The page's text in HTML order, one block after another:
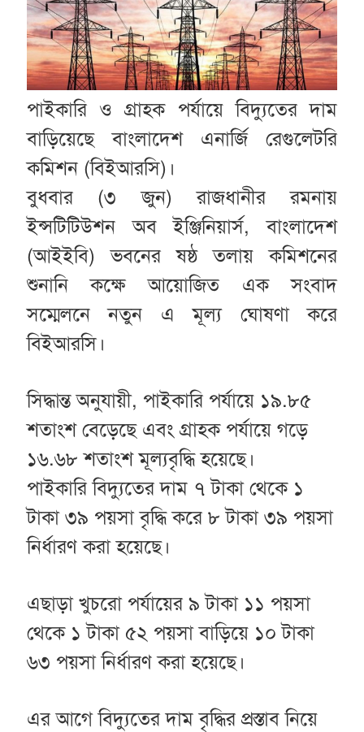
পাইকারি ও গ্রাহক পর্যায়ে বিদ্যুতের দাম
বাড়িয়েছে বাংলাদেশ এনার্জি রেগুলেটরি
কমিশন (বিইআরসি)।
বুধবার (৩ জুন) রাজধানীর রমনায়
ইন্সটিটিউশন অব ইঞ্জিনিয়ার্স, বাংলাদেশ
(আইইবি) ভবনের ষষ্ঠ তলায় কমিশনের
শুনানি কক্ষে আয়োজিত এক সংবাদ
সম্মেলনে নতুন এ মূল্য ঘোষণা করে
বিইআরসি।
সিদ্ধান্ত অনুযায়ী, পাইকারি পর্যায়ে ১৯.৮৫
শতাংশ বেড়েছে এবং গ্রাহক পর্যায়ে গড়ে
১৬.৬৮ শতাংশ মূল্যবৃদ্ধি হয়েছে।
পাইকারি বিদ্যুতের দাম ৭ টাকা থেকে ১
টাকা ৩৯ পয়সা বৃদ্ধি করে ৮ টাকা ৩৯ পয়সা
নির্ধারণ করা হয়েছে।
এছাড়া খুচরো পর্যায়ের ৯ টাকা ১১ পয়সা
থেকে ১ টাকা ৫২ পয়সা বাড়িয়ে ১০ টাকা
৬৩ পয়সা নির্ধারণ করা হয়েছে।
এর আগে বিদ্যুতের দাম বৃদ্ধির প্রস্তাব নিয়ে